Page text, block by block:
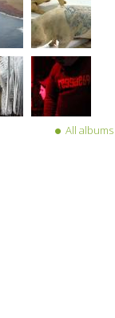
All albums